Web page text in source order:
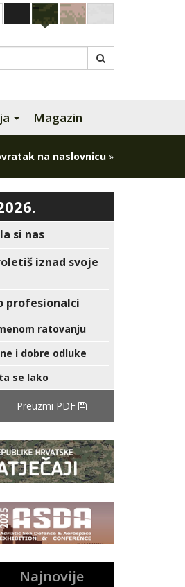
Magazin
na naslovnicu »
si nas
iznad svoje
profesionalci
ratovanju
i dobre odluke
se lako
Preuzmi PDF
Najnovije